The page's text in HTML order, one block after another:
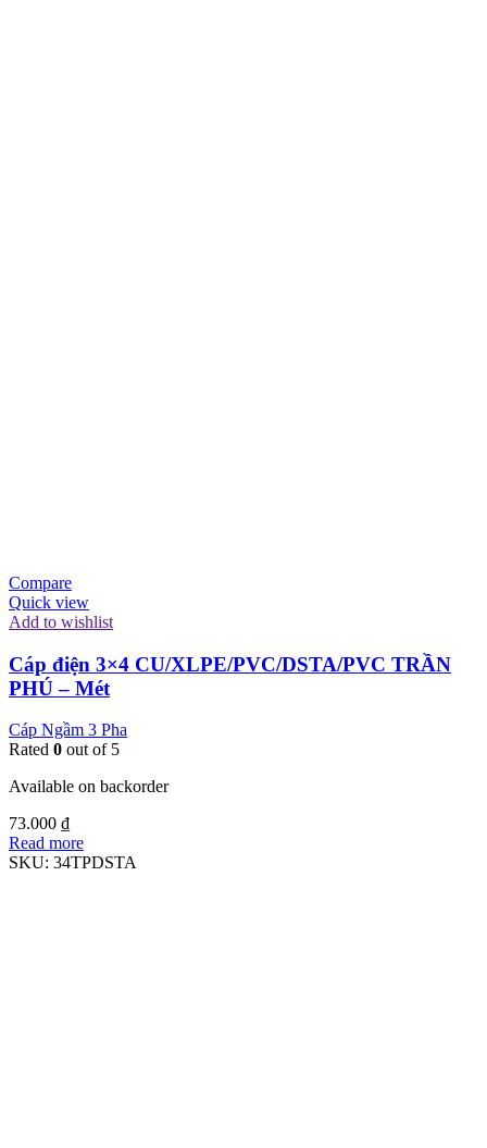
Compare
Quick view
Add to wishlist
Cáp điện 3×4 CU/XLPE/PVC/DSTA/PVC TRẦN
PHÚ – Mét
Cáp Ngầm 3 Pha
Rated 0 out of 5
Available on backorder
73.000 ₫
Read more
SKU: 34TPDSTA